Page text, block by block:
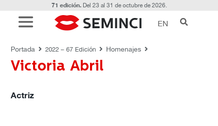
71 edición.Del 23 al 31 de octubre de 2026.
EN
Portada 2022 – 67 Edición Homenajes
Victoria Abril
Actriz
HOMENAJES